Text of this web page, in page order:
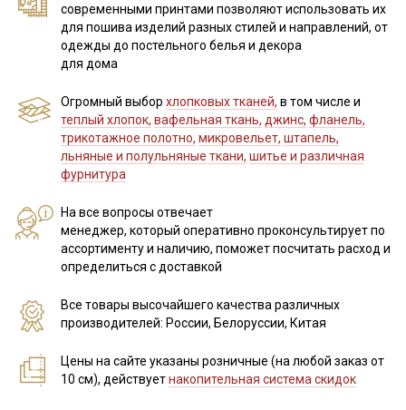
современными принтами позволяют использовать их
для пошива изделий разных стилей и направлений, от
одежды до постельного белья и декора
для дома
Огромный выбор хлопковых тканей, в том числе и
теплый хлопок, вафельная ткань, джинс, фланель,
трикотажное полотно, микровельет, штапель,
льняные и полульняные ткани, шитье и различная
фурнитура
На все вопросы отвечает
менеджер, который оперативно проконсультирует по
ассортименту и наличию, поможет посчитать расход и
определиться с доставкой
Все товары высочайшего качества различных
производителей: России, Белоруссии, Китая
Цены на сайте указаны розничные (на любой заказ от
10 см), действуетнакопительная система скидок